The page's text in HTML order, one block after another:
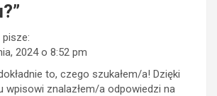
”
pisze:
2024 o 8:52 pm
to, czego szukałem/a! Dzięki
wpisowi znalazłem/a odpowiedzi na